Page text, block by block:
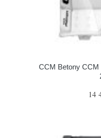
CCM Betony CCM
14